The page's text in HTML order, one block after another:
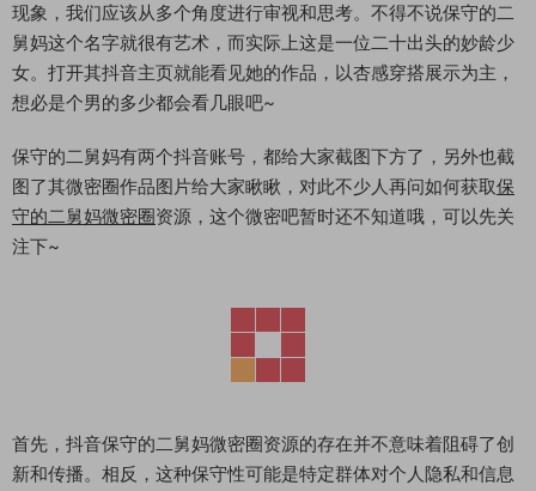
现象，我们应该从多个角度进行审视和思考。不得不说保守的二
舅妈这个名字就很有艺术，而实际上这是一位二十出头的妙龄少
女。打开其抖音主页就能看见她的作品，以杏感穿搭展示为主，
想必是个男的多少都会看几眼吧~
保守的二舅妈有两个抖音账号，都给大家截图下方了，另外也截
图了其微密圈作品图片给大家瞅瞅，对此不少人再问如何获取保
守的二舅妈微密圈资源，这个微密吧暂时还不知道哦，可以先关
注下~
首先，抖音保守的二舅妈微密圈资源的存在并不意味着阻碍了创
新和传播。相反，这种保守性可能是特定群体对个人隐私和信息